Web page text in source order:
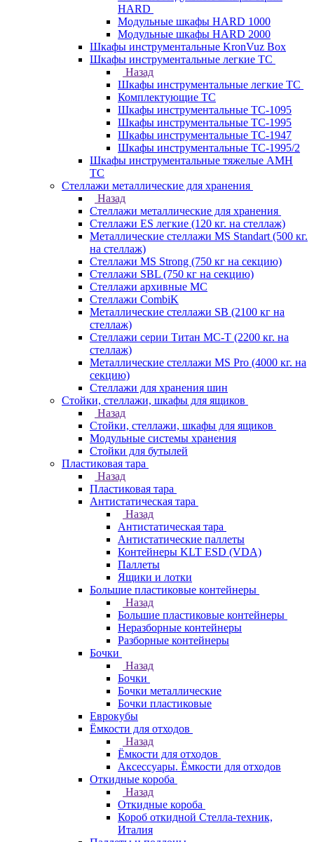
HARD
Модульные шкафы HARD 1000
Модульные шкафы HARD 2000
Шкафы инструментальные KronVuz Box
Шкафы инструментальные легкие ТС
Назад
Шкафы инструментальные легкие ТС
Комплектующие ТС
Шкафы инструментальные TC-1095
Шкафы инструментальные TC-1995
Шкафы инструментальные ТС-1947
Шкафы инструментальные ТС-1995/2
Шкафы инструментальные тяжелые AMH
TC
Стеллажи металлические для хранения
Назад
Стеллажи металлические для хранения
Стеллажи ES легкие (120 кг. на стеллаж)
Металлические стеллажи MS Standart (500 кг.
на стеллаж)
Стеллажи MS Strong (750 кг на секцию)
Стеллажи SBL (750 кг на секцию)
Стеллажи архивные МС
Стеллажи CombiK
Металлические стеллажи SB (2100 кг на
стеллаж)
Стеллажи серии Титан МС-Т (2200 кг. на
стеллаж)
Металлические стеллажи MS Pro (4000 кг. на
секцию)
Стеллажи для хранения шин
Стойки, стеллажи, шкафы для ящиков
Назад
Стойки, стеллажи, шкафы для ящиков
Модульные системы хранения
Стойки для бутылей
Пластиковая тара
Назад
Пластиковая тара
Антистатическая тара
Назад
Антистатическая тара
Антистатические паллеты
Контейнеры KLT ESD (VDA)
Паллеты
Ящики и лотки
Большие пластиковые контейнеры
Назад
Большие пластиковые контейнеры
Неразборные контейнеры
Разборные контейнеры
Бочки
Назад
Бочки
Бочки металлические
Бочки пластиковые
Еврокубы
Ёмкости для отходов
Назад
Ёмкости для отходов
Аксессуары. Ёмкости для отходов
Откидные короба
Назад
Откидные короба
Короб откидной Стелла-техник,
Италия